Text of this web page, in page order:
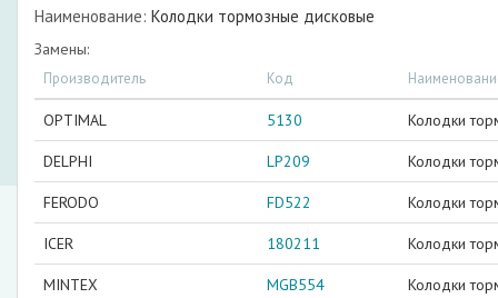
Наименование: Колодки тормозные дисковые
Замены:
Производитель Код
OPTIMAL 5130 Колодки
DELPHI LP209 Колодки
FERODO FD522 Колодки
ICER 180211 Колодки
MINTEX MGB554 Колодки